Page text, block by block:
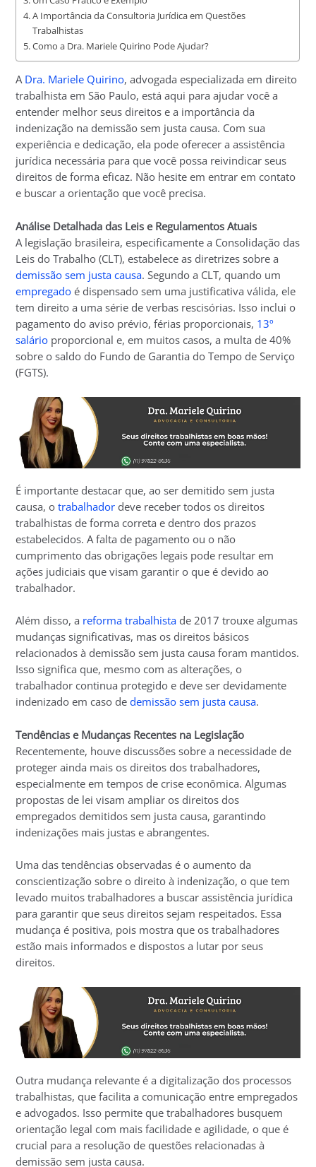
A Importância da Consultoria Jurídica em Questões
Trabalhistas
Como a Dra. Mariele Quirino Pode Ajudar?
A Dra. Mariele Quirino, advogada especializada em direito
trabalhista em São Paulo, está aqui para ajudar você a
entender melhor seus direitos e a importância da
indenização na demissão sem justa causa. Com sua
experiência e dedicação, ela pode oferecer a assistência
jurídica necessária para que você possa reivindicar seus
direitos de forma eficaz. Não hesite em entrar em contato
e buscar a orientação que você precisa.
Análise Detalhada das Leis e Regulamentos Atuais
A legislação brasileira, especificamente a Consolidação das
Leis do Trabalho (CLT), estabelece as diretrizes sobre a
demissão sem justa causa. Segundo a CLT, quando um
empregado é dispensado sem uma justificativa válida, ele
tem direito a uma série de verbas rescisórias. Isso inclui o
pagamento do aviso prévio, férias proporcionais, 13º
salário proporcional e, em muitos casos, a multa de 40%
sobre o saldo do Fundo de Garantia do Tempo de Serviço
(FGTS).
É importante destacar que, ao ser demitido sem justa
causa, otrabalhador deve receber todos os direitos
trabalhistas de forma correta e dentro dos prazos
estabelecidos. A falta de pagamento ou o não
cumprimento das obrigações legais pode resultar em
ações judiciais que visam garantir o que é devido ao
trabalhador.
Além disso, a reforma trabalhista de 2017 trouxe algumas
mudanças significativas, mas os direitos básicos
relacionados à demissão sem justa causa foram mantidos.
Isso significa que, mesmo com as alterações, o
trabalhador continua protegido e deve ser devidamente
indenizado em caso dedemissão sem justa causa.
Tendências e Mudanças Recentes na Legislação
Recentemente, houve discussões sobre a necessidade de
proteger ainda mais os direitos dos trabalhadores,
especialmente em tempos de crise econômica. Algumas
propostas de lei visam ampliar os direitos dos
empregados demitidos sem justa causa, garantindo
indenizações mais justas e abrangentes.
Uma das tendências observadas é o aumento da
conscientização sobre o direito à indenização, o que tem
levado muitos trabalhadores a buscar assistência jurídica
para garantir que seus direitos sejam respeitados. Essa
mudança é positiva, pois mostra que os trabalhadores
estão mais informados e dispostos a lutar por seus
direitos.
Outra mudança relevante é a digitalização dos processos
trabalhistas, que facilita a comunicação entre empregados
e advogados. Isso permite que trabalhadores busquem
orientação legal com mais facilidade e agilidade, o que é
crucial para a resolução de questões relacionadas à
demissão sem justa causa.